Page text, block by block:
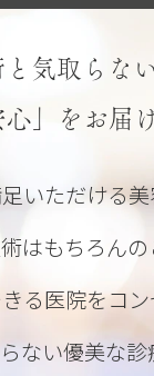
サーマニード
した！詳しく
気取らな
心」をお届
いただける
はもちろんの
る医院をコ
ない優美な